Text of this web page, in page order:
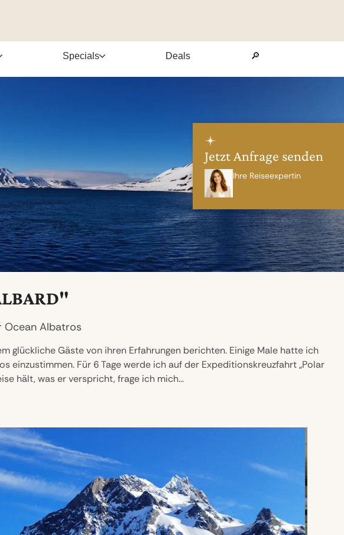
Jetzt Anfrage senden
Ihre Reiseexpertin
Specials Deals 🔎
Ocean Albatros
glückliche Gäste von ihren Erfahrungen berichten. Einige Male hatte ich
Für 6 Tage werde ich auf der Expeditionskreuzfahrt „Polar
hält, was er verspricht, frage ich mich...